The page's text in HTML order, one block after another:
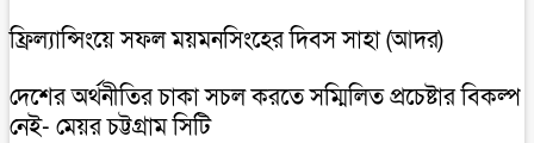
ফ্রিল্যান্সিংয়ে সফল ময়মনসিংহের দিবস সাহা (আদর)
দেশের অর্থনীতির চাকা সচল করতে সম্মিলিত প্রচেষ্টার বিকল্প
নেই- মেয়র চট্টগ্রাম সিটি